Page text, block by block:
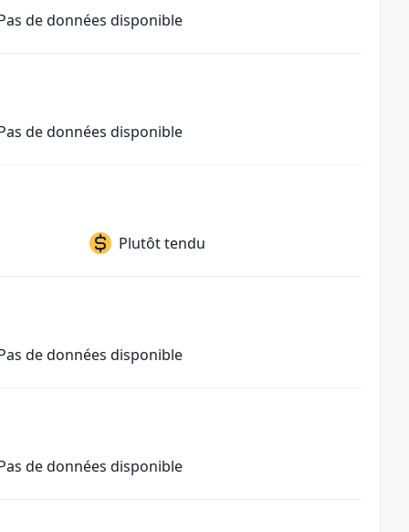
de données disponible
de données disponible
Plutôt tendu
de données disponible
de données disponible